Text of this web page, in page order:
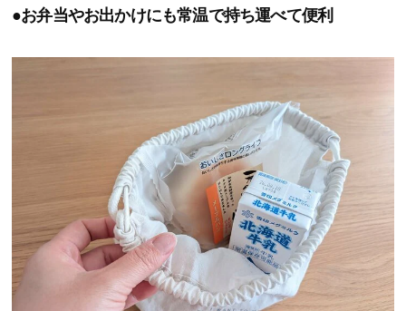
●お弁当やお出かけにも常温で持ち運べて便利